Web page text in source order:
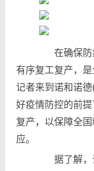
在确保防疫
有序复工复产，
记者来到诺和诺
好疫情防控的前
复产，以保障全
应。
据了解，诺